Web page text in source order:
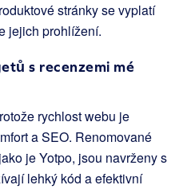
stránky se vyplatí
jejich prohlížení.
s recenzemi mé
rychlost webu je
a SEO. Renomované
je Yotpo, jsou navrženy s
lehký kód a efektivní